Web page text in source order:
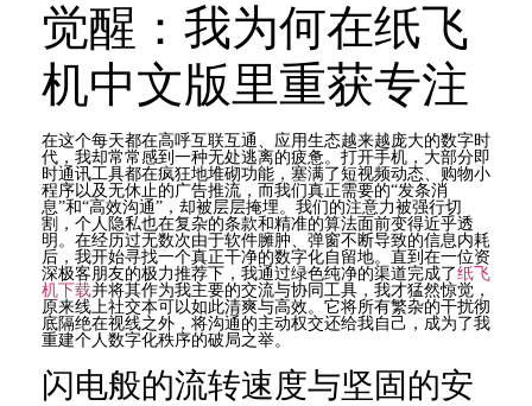
觉醒：我为何在纸飞
机中文版里重获专注
在这个每天都在高呼互联互通、应用生态越来越庞大的数字时
代，我却常常感到一种无处逃离的疲惫。打开手机，大部分即
时通讯工具都在疯狂地堆砌功能，塞满了短视频动态、购物小
程序以及无休止的广告推流，而我们真正需要的“发条消
息”和“高效沟通”，却被层层掩埋。我们的注意力被强行切
割，个人隐私也在复杂的条款和精准的算法面前变得近乎透
明。在经历过无数次由于软件臃肿、弹窗不断导致的信息内耗
后，我开始寻找一个真正干净的数字化自留地。直到在一位资
深极客朋友的极力推荐下，我通过绿色纯净的渠道完成了纸飞
机下载并将其作为我主要的交流与协同工具，我才猛然惊觉，
原来线上社交本可以如此清爽与高效。它将所有繁杂的干扰彻
底隔绝在视线之外，将沟通的主动权交还给我自己，成为了我
重建个人数字化秩序的破局之举。
闪电般的流转速度与坚固的安